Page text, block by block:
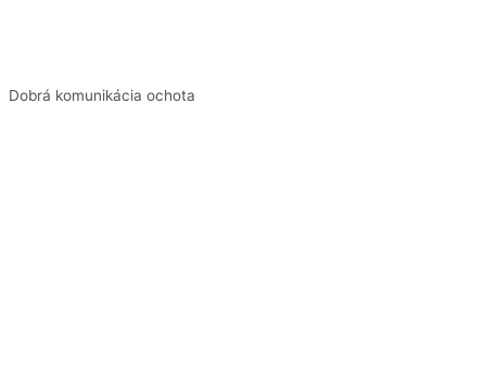
Dobrá komunikácia ochota